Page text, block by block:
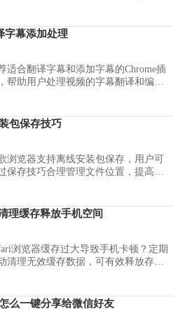
技巧，确保操作精准、丝滑且无冲
字幕添加处理
适合翻译字幕和添加字幕的Chrome插
帮助用户处理视频的字幕翻译和编辑
包保存技巧
浏览器支持离线安装包保存，用户可
保存技巧合理管理文件位置，提高安
理缓存释放手机空间
浏览器缓存过大导致手机卡顿？定期
清理无效缓存数据，可有效释放存储
么一键分享给微信好友